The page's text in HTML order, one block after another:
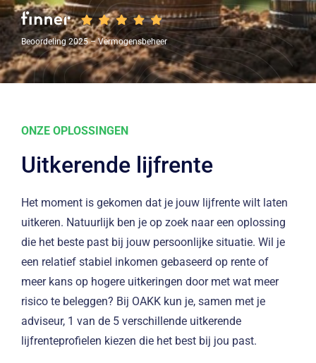
Beoordeling 2025 – Vermogensbeheer
ONZE OPLOSSINGEN
Uitkerende lijfrente
Het moment is gekomen dat je jouw lijfrente wilt laten
uitkeren. Natuurlijk ben je op zoek naar een oplossing
die het beste past bij jouw persoonlijke situatie. Wil je
een relatief stabiel inkomen gebaseerd op rente of
meer kans op hogere uitkeringen door met wat meer
risico te beleggen? Bij OAKK kun je, samen met je
adviseur, 1 van de 5 verschillende uitkerende
lijfrenteprofielen kiezen die het best bij jou past.